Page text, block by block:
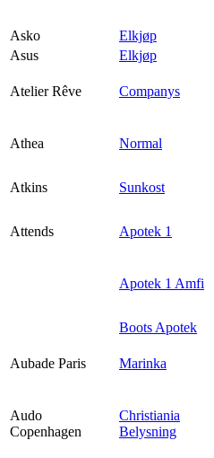
Asko
Elkjøp
Asus
Elkjøp
Atelier Rêve Companys
Athea Normal
Atkins
Sunkost
Attends Apotek 1
Apotek 1 Amfi
Boots Apotek
Aubade Paris
Marinka
Audo
Copenhagen
Christiania
Belysning